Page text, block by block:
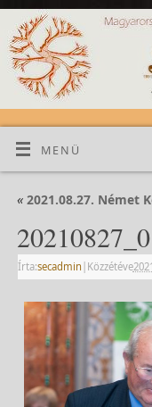
MENÜ
«2021.08.27. Német
Írta:secadmin | Közzétéve